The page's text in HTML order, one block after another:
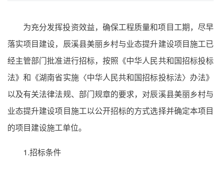
为充分发挥投资效益，确保工程质量和项目工期，尽早
落实项目建设，辰溪县美丽乡村与业态提升建设项目施工已
经主管部门批准进行招标，按照《中华人民共和国招标投标
法》和《湖南省实施〈中华人民共和国招标投标法〉办法》
以及有关法律法规、部门规章的要求，对辰溪县美丽乡村与
业态提升建设项目施工以公开招标的方式选择并确定本项目
的项目建设施工单位。
1.招标条件